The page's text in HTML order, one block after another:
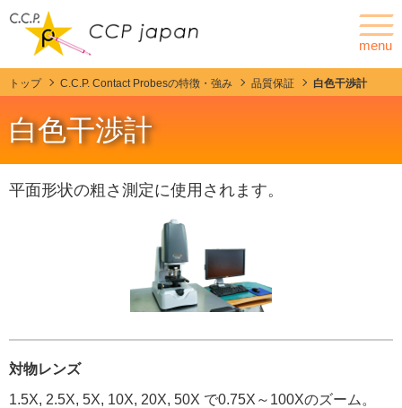
menu
ニュース 会社情報
ポゴピンとは
製品情報
C.C.P. Contact Probesの特徴・強み
トップ C.C.P. Contact Probesの特徴・強み 品質保証 白色干渉計
白色干渉計
平面形状の粗さ測定に使用されます。
対物レンズ
1.5X, 2.5X, 5X, 10X, 20X, 50X で0.75X～100Xのズーム。